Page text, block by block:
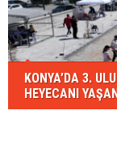
KONYA’DA 3.
HEYECANI